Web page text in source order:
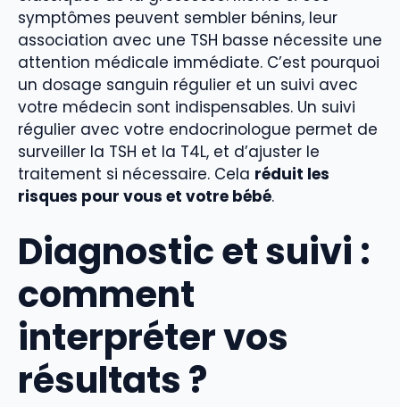
symptômes peuvent sembler bénins, leur
association avec une TSH basse nécessite une
attention médicale immédiate. C’est pourquoi
un dosage sanguin régulier et un suivi avec
votre médecin sont indispensables. Un suivi
régulier avec votre endocrinologue permet de
surveiller la TSH et la T4L, et d’ajuster le
traitement si nécessaire. Cela réduit les
risques pour vous et votre bébé.
Diagnostic et suivi :
comment
interpréter vos
résultats ?